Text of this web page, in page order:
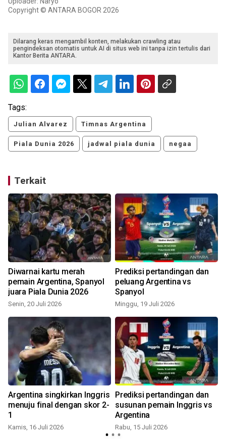
Copyright © ANTARA BOGOR 2026
Dilarang keras mengambil konten, melakukan crawling atau
pengindeksan otomatis untuk AI di situs web ini tanpa izin tertulis dari
Kantor Berita ANTARA.
Tags:
Julian Alvarez Timnas Argentina
Piala Dunia 2026 jadwal piala dunia negaa
Terkait
Diwarnai kartu merah
pemain Argentina, Spanyol
juara Piala Dunia 2026
Senin, 20 Juli 2026
Prediksi pertandingan dan
peluang Argentina vs
Spanyol
Minggu, 19 Juli 2026
Argentina singkirkan Inggris
menuju final dengan skor 2-
1
Kamis, 16 Juli 2026
Prediksi pertandingan dan
susunan pemain Inggris vs
Argentina
Rabu, 15 Juli 2026